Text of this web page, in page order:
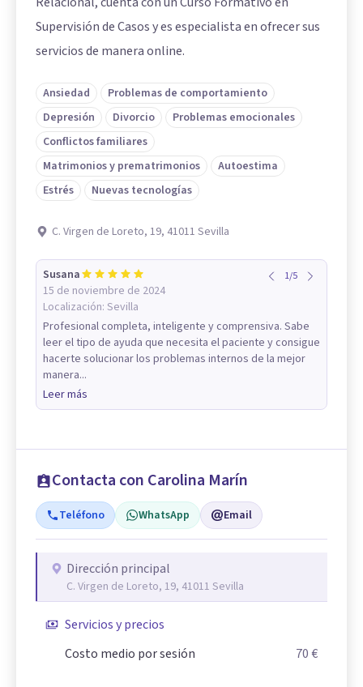
Supervisión de Casos y es especialista en ofrecer sus
servicios de manera online.
Ansiedad
Problemas de comportamiento
Depresión
Divorcio
Problemas emocionales
Conflictos familiares
Matrimonios y prematrimonios
Autoestima
Estrés
Nuevas tecnologías
C. Virgen de Loreto, 19, 41011 Sevilla
Susana
15 de noviembre de 2024
Localización: Sevilla
1/5
Profesional completa, inteligente y comprensiva. Sabe
leer el tipo de ayuda que necesita el paciente y consigue
hacerte solucionar los problemas internos de la mejor
manera...
Leer más
Contacta con Carolina Marín
Teléfono WhatsApp Email
Dirección principal
C. Virgen de Loreto, 19, 41011 Sevilla
Servicios y precios
Costo medio por sesión
70 €